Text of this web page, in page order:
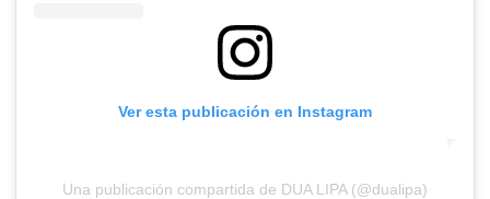
Ver esta publicación en Instagram
Una publicación compartida de DUA LIPA (@dualipa)